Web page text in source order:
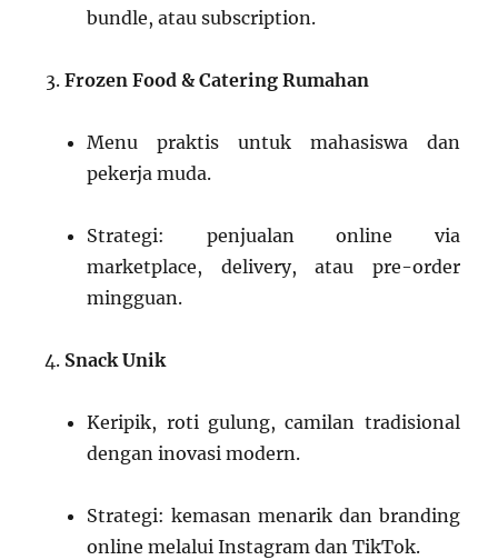
bundle, atau subscription.
Frozen Food & Catering Rumahan
Menu praktis untuk mahasiswa dan
pekerja muda.
Strategi: penjualan online via
marketplace, delivery, atau pre-order
mingguan.
Snack Unik
Keripik, roti gulung, camilan tradisional
dengan inovasi modern.
Strategi: kemasan menarik dan branding
online melalui Instagram dan TikTok.